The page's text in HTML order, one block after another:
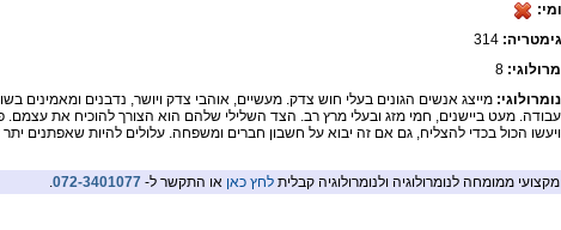
8
מייצג אנשים הגונים בעלי חוש צדק. מעשיים, אוהבי צדק ויושר, נדבנים ומאמינים
מעט ביישנים, חמי מזג ובעלי מרץ רב. הצד השלילי שלהם הוא הצורך להוכיח את עצמם.
ויעשו הכול בכדי להצליח, גם אם זה יבוא על חשבון חברים ומשפחה. עלולים להיות שאפתנים
מקצועי ממומחה לנומרולוגיה ולנומרולוגיה קבלית לחץ כאן או התקשר ל- 072-3401077
.